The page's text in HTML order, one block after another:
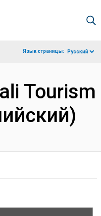
Язык страницы: Русский
Tourism